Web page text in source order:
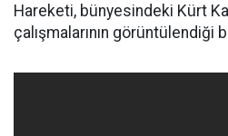
Hareketi, bünyesindeki Kürt
çalışmalarının görüntülendiği